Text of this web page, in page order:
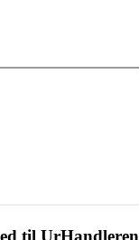
til UrHandleren